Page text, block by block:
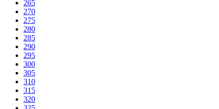
265
270
275
280
285
290
295
300
305
310
315
320